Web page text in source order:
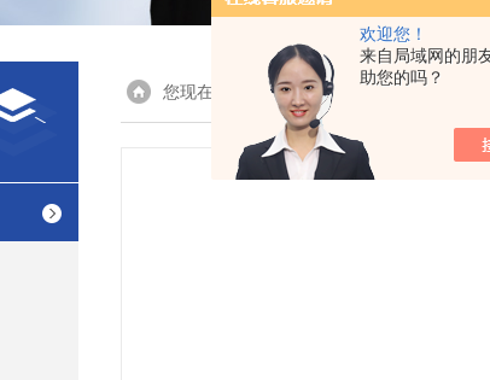
欢迎您！
来自局域网的朋
助您的吗？
您现在的位置：首页> 产品展示 > 杭州远方